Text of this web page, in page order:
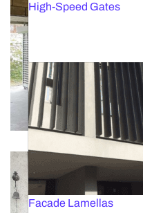
Facade Lamellas
High-Speed Gates